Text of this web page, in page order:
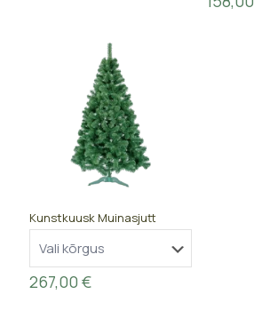
Kunstkuusk Muinasjutt
267,00 €